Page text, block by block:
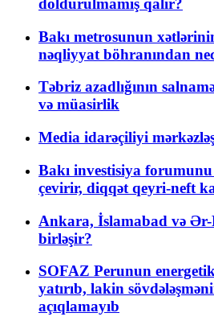
doldurulmamış qalır?
Bakı metrosunun
nəqliyyat böhranından
Təbriz azadlığının
və müasirlik
Media idarəçiliyi
Bakı investisiya
çevirir, diqqət qeyri-neft
Ankara, İslamabad və Ər-
birləşir?
SOFAZ Perunun
yatırıb, lakin
açıqlamayıb